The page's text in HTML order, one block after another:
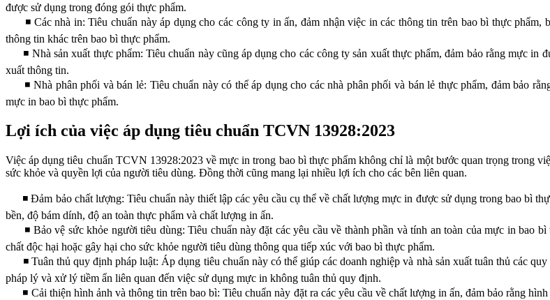
được sử dụng trong đóng gói thực phẩm.
◾ Các nhà in: Tiêu chuẩn này áp dụng cho các công ty in ấn, đảm nhận việc in các thông tin trên bao bì thực phẩm,
thông tin khác trên bao bì thực phẩm.
◾ Nhà sản xuất thực phẩm: Tiêu chuẩn này cũng áp dụng cho các công ty sản xuất thực phẩm, đảm bảo rằng mực in
xuất thông tin.
◾ Nhà phân phối và bán lẻ: Tiêu chuẩn này có thể áp dụng cho các nhà phân phối và bán lẻ thực phẩm, đảm bảo
mực in bao bì thực phẩm.
Lợi ích của việc áp dụng tiêu chuẩn TCVN 13928:2023
Việc áp dụng tiêu chuẩn TCVN 13928:2023 về mực in trong bao bì thực phẩm không chỉ là một bước quan trọng trong
sức khỏe và quyền lợi của người tiêu dùng. Đồng thời cũng mang lại nhiều lợi ích cho các bên liên quan.
◾ Đảm bảo chất lượng: Tiêu chuẩn này thiết lập các yêu cầu cụ thể về chất lượng mực in được sử dụng trong bao bì
bền, độ bám dính, độ an toàn thực phẩm và chất lượng in ấn.
◾ Bảo vệ sức khỏe người tiêu dùng: Tiêu chuẩn này đặt các yêu cầu về thành phần và tính an toàn của mực in bao
chất độc hại hoặc gây hại cho sức khỏe người tiêu dùng thông qua tiếp xúc với bao bì thực phẩm.
◾ Tuân thủ quy định pháp luật: Áp dụng tiêu chuẩn này có thể giúp các doanh nghiệp và nhà sản xuất tuân thủ các
pháp lý và xử lý tiềm ẩn liên quan đến việc sử dụng mực in không tuân thủ quy định.
◾ Cải thiện hình ảnh và thông tin trên bao bì: Tiêu chuẩn này đặt ra các yêu cầu về chất lượng in ấn, đảm bảo rằng